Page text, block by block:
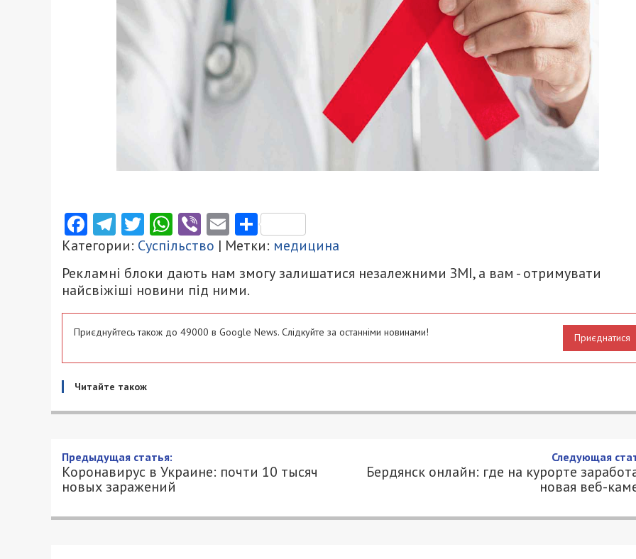
Facebook
Telegram
Twitter
WhatsApp
ViberEmailПоділитися
Категории: Суспільство | Метки: медицина
Рекламні блоки дають нам змогу залишатися незалежними ЗМІ, а вам - отримувати
найсвіжіші новини під ними.
Приєднуйтесь також до 49000 в Google News. Слідкуйте за останніми новинами! Приєднатися
Читайте також
Коронавирус в Украине: почти 10 тысяч новых заражений
29/09/2021 - 12:33
ПЕТРО ЩУКІН - СПЕЦИАЛЬНО ДЛЯ 49000.COM.UA
В Украине за последние сутки значительно выросло количество новых заражений